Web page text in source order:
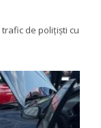
de polițiști cu